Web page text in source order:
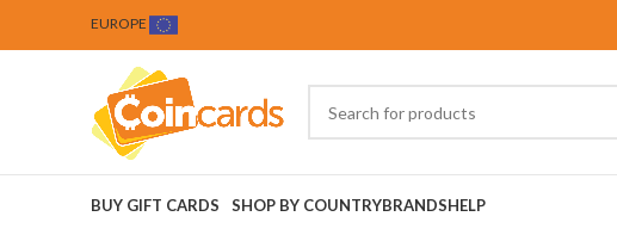
EUROPE
BUY GIFT CARDS SHOP BY COUNTRYBRANDSHELP